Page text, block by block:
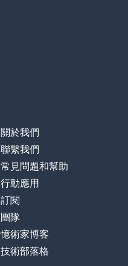
關於我們
聯繫我們
常見問題和幫助
行動應用
訂閱
團隊
憶術家博客
技術部落格